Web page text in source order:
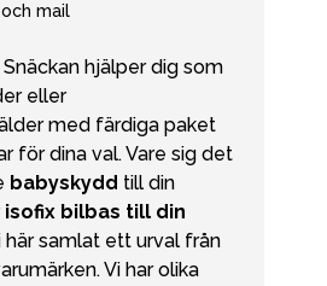
mail
hjälper dig som
eller
med färdiga paket
för dina val. Vare sig det
babyskydd till din
isofix bilbas till din
här samlat ett urval från
Vi har olika